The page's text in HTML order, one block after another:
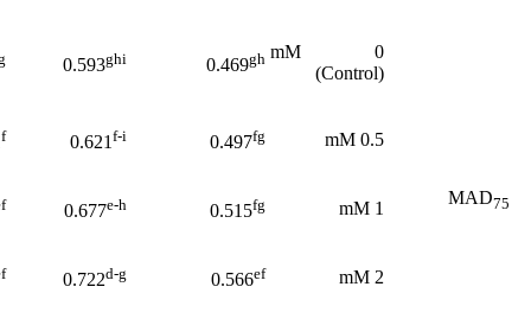
MAD75
0 mM
(Control)
0.469gh
0.593ghi
0.5 mM
0.497fg
0.621f-i
f
1 mM
0.515fg
0.677e-h
2 mM
0.566ef
0.722d-g